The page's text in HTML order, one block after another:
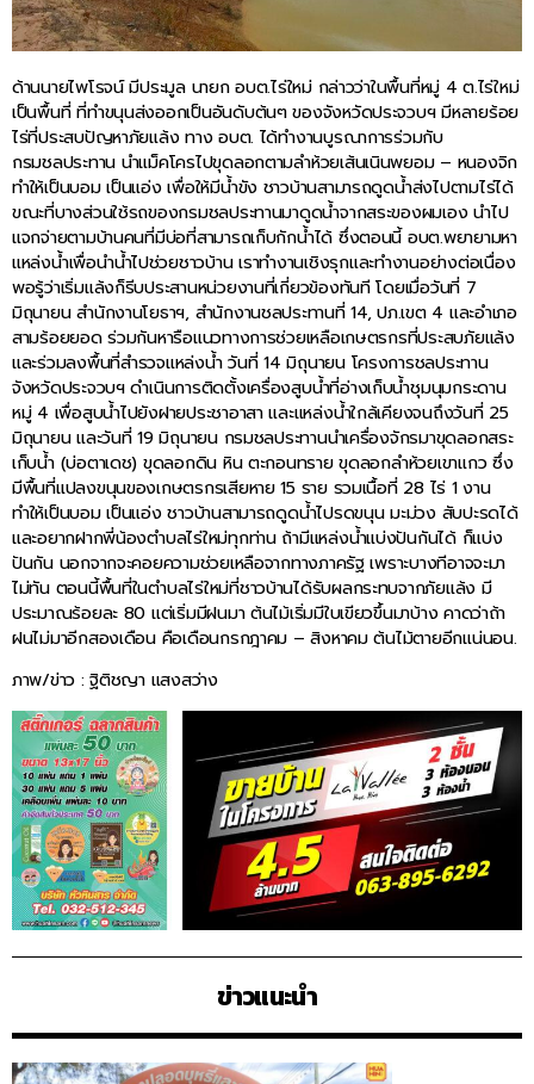
ด้านนายไพโรจน์ มีประมูล นายก อบต.ไร่ใหม่ กล่าวว่าในพื้นที่หมู่ 4 ต.ไร่ใหม่
เป็นพื้นที่ ที่ทำขนุนส่งออกเป็นอันดับต้นๆ ของจังหวัดประจวบฯ มีหลายร้อย
ไร่ที่ประสบปัญหาภัยแล้ง ทาง อบต. ได้ทำงานบูรณาการร่วมกับ
กรมชลประทาน นำแม็คโครไปขุดลอกตามลำห้วยเส้นเนินพยอม – หนองจิก
ทำให้เป็นบอม เป็นแอ่ง เพื่อให้มีน้ำขัง ชาวบ้านสามารถดูดน้ำส่งไปตามไร่ได้
ขณะที่บางส่วนใช้รถของกรมชลประทานมาดูดน้ำจากสระของผมเอง นำไป
แจกจ่ายตามบ้านคนที่มีบ่อที่สามารถเก็บกักน้ำได้ ซึ่งตอนนี้ อบต.พยายามหา
แหล่งน้ำเพื่อนำน้ำไปช่วยชาวบ้าน เราทำงานเชิงรุกและทำงานอย่างต่อเนื่อง
พอรู้ว่าเริ่มแล้งก็รีบประสานหน่วยงานที่เกี่ยวข้องทันที โดยเมื่อวันที่ 7
มิถุนายน สำนักงานโยธาฯ, สำนักงานชลประทานที่ 14, ปภ.เขต 4 และอำเภอ
สามร้อยยอด ร่วมกันหารือแนวทางการช่วยเหลือเกษตรกรที่ประสบภัยแล้ง
และร่วมลงพื้นที่สำรวจแหล่งน้ำ วันที่ 14 มิถุนายน โครงการชลประทาน
จังหวัดประจวบฯ ดำเนินการติดตั้งเครื่องสูบน้ำที่อ่างเก็บน้ำชุมนุมกระดาน
หมู่ 4 เพื่อสูบน้ำไปยังฝายประชาอาสา และแหล่งน้ำใกล้เคียงจนถึงวันที่ 25
มิถุนายน และวันที่ 19 มิถุนายน กรมชลประทานนำเครื่องจักรมาขุดลอกสระ
เก็บน้ำ (บ่อตาเดช) ขุดลอกดิน หิน ตะกอนทราย ขุดลอกลำห้วยเขาแกว ซึ่ง
มีพื้นที่แปลงขนุนของเกษตรกรเสียหาย 15 ราย รวมเนื้อที่ 28 ไร่ 1 งาน
ทำให้เป็นบอม เป็นแอ่ง ชาวบ้านสามารถดูดน้ำไปรดขนุน มะม่วง สับปะรดได้
และอยากฝากพี่น้องตำบลไร่ใหม่ทุกท่าน ถ้ามีแหล่งน้ำแบ่งปันกันได้ ก็แบ่ง
ปันกัน นอกจากจะคอยความช่วยเหลือจากทางภาครัฐ เพราะบางทีอาจจะมา
ไม่ทัน ตอนนี้พื้นที่ในตำบลไร่ใหม่ที่ชาวบ้านได้รับผลกระทบจากภัยแล้ง มี
ประมาณร้อยละ 80 แต่เริ่มมีฝนมา ต้นไม้เริ่มมีใบเขียวขึ้นมาบ้าง คาดว่าถ้า
ฝนไม่มาอีกสองเดือน คือเดือนกรกฎาคม – สิงหาคม ต้นไม้ตายอีกแน่นอน.
ภาพ/ข่าว : ฐิติชญา แสงสว่าง
ข่าวแนะนำ